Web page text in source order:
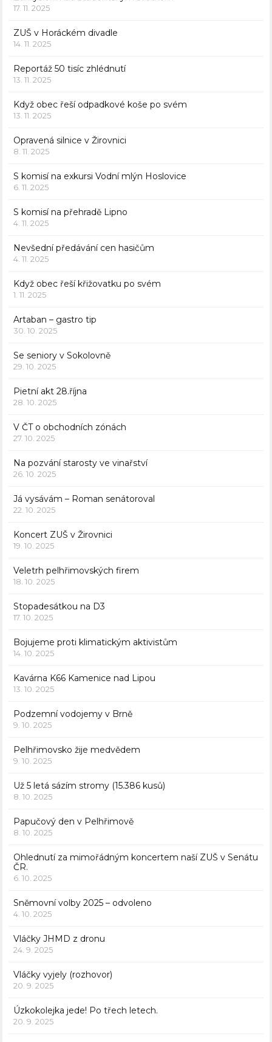
17. 11. 2025
ZUŠ v Horáckém divadle
14. 11. 2025
Reportáž 50 tisíc zhlédnutí
13. 11. 2025
Když obec řeší odpadkové koše po svém
13. 11. 2025
Opravená silnice v Žirovnici
8. 11. 2025
S komisí na exkursi Vodní mlýn Hoslovice
6. 11. 2025
S komisí na přehradě Lipno
4. 11. 2025
Nevšední předávání cen hasičům
4. 11. 2025
Když obec řeší křižovatku po svém
1. 11. 2025
Artaban – gastro tip
30. 10. 2025
Se seniory v Sokolovně
29. 10. 2025
Pietní akt 28.října
28. 10. 2025
V ČT o obchodních zónách
27. 10. 2025
Na pozvání starosty ve vinařství
26. 10. 2025
Já vysávám – Roman senátoroval
22. 10. 2025
Koncert ZUŠ v Žirovnici
19. 10. 2025
Veletrh pelhřimovských firem
18. 10. 2025
Stopadesátkou na D3
17. 10. 2025
Bojujeme proti klimatickým aktivistům
14. 10. 2025
Kavárna K66 Kamenice nad Lipou
13. 10. 2025
Podzemní vodojemy v Brně
9. 10. 2025
Pelhřimovsko žije medvědem
9. 10. 2025
Už 5 letá sázím stromy (15.386 kusů)
8. 10. 2025
Papučový den v Pelhřimově
8. 10. 2025
Ohlednutí za mimořádným koncertem naší ZUŠ v Senátu
ČR.
6. 10. 2025
Sněmovní volby 2025 – odvoleno
4. 10. 2025
Vláčky JHMD z dronu
24. 9. 2025
Vláčky vyjely (rozhovor)
20. 9. 2025
Úzkokolejka jede! Po třech letech.
20. 9. 2025